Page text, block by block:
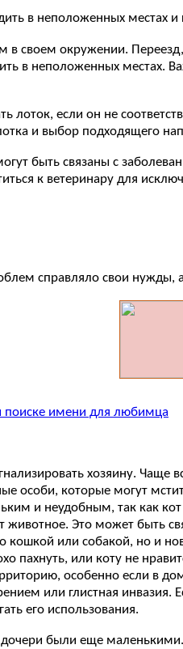
в неположенных местах и
в своем окружении.
в неположенных местах.
лоток, если он не
и выбор подходящего
быть связаны с
к ветеринару для
справляло свои
поиске имени для любимца
хозяину. Чаще
особи, которые могут
и неудобным, так как кот
животное. Это может быть
кошкой или собакой, но и
пахнуть, или коту не
особенно если в
или глистная инвазия.
его использования.
были еще